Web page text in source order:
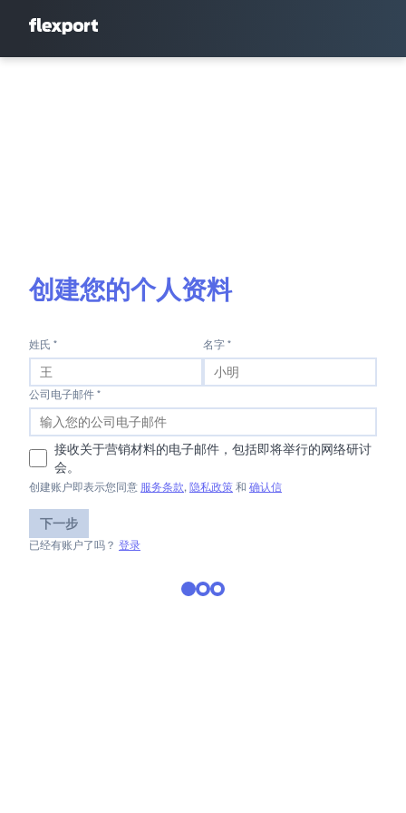
创建您的个人资料
姓氏 * 名字 *
公司电子邮件 *
接收关于营销材料的电子邮件，包括即将举行的网络研讨
会。
创建账户即表示您同意 服务条款, 隐私政策 和 确认信
下一步
已经有账户了吗？ 登录